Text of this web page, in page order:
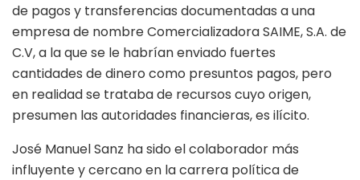
de pagos y transferencias documentadas a una
empresa de nombre Comercializadora SAIME, S.A. de
C.V, a la que se le habrían enviado fuertes
cantidades de dinero como presuntos pagos, pero
en realidad se trataba de recursos cuyo origen,
presumen las autoridades financieras, es ilícito.
José Manuel Sanz ha sido el colaborador más
influyente y cercano en la carrera política de